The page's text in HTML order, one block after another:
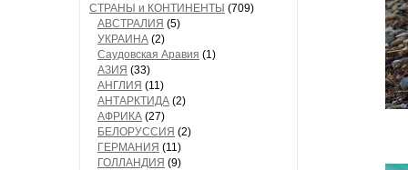
СТРАНЫ и КОНТИНЕНТЫ (709)
АВСТРАЛИЯ (5)
УКРАИНА (2)
Саудовская Аравия (1)
АЗИЯ (33)
АНГЛИЯ (11)
АНТАРКТИДА (2)
АФРИКА (27)
БЕЛОРУССИЯ (2)
ГЕРМАНИЯ (11)
ГОЛЛАНДИЯ (9)